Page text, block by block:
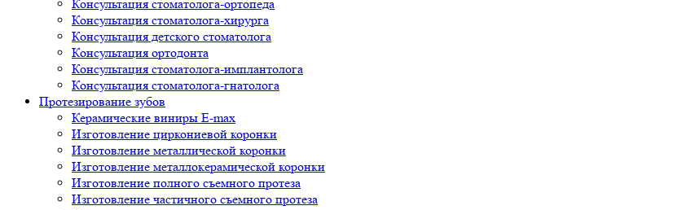
Консультация стоматолога-ортопеда
Консультация стоматолога-хирурга
Консультация детского стоматолога
Консультация ортодонта
Консультация стоматолога-имплантолога
Консультация стоматолога-гнатолога
Протезирование зубов
Керамические виниры E-max
Изготовление циркониевой коронки
Изготовление металлической коронки
Изготовление металлокерамической коронки
Изготовление полного съемного протеза
Изготовление частичного съемного протеза